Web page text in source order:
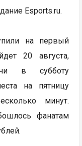
Esports.ru.
на первый
20 августа,
в субботу
на пятницу
минут.
фанатам